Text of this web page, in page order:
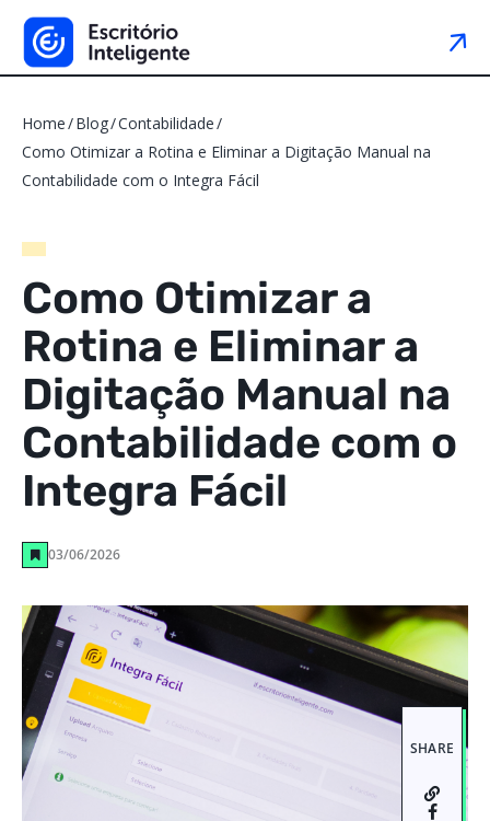
Home Blog Contabilidade
Como Otimizar a Rotina e Eliminar a Digitação Manual na
Contabilidade com o Integra Fácil
Como Otimizar a
Rotina e Eliminar a
Digitação Manual na
Contabilidade com o
Integra Fácil
03/06/2026
SHARE